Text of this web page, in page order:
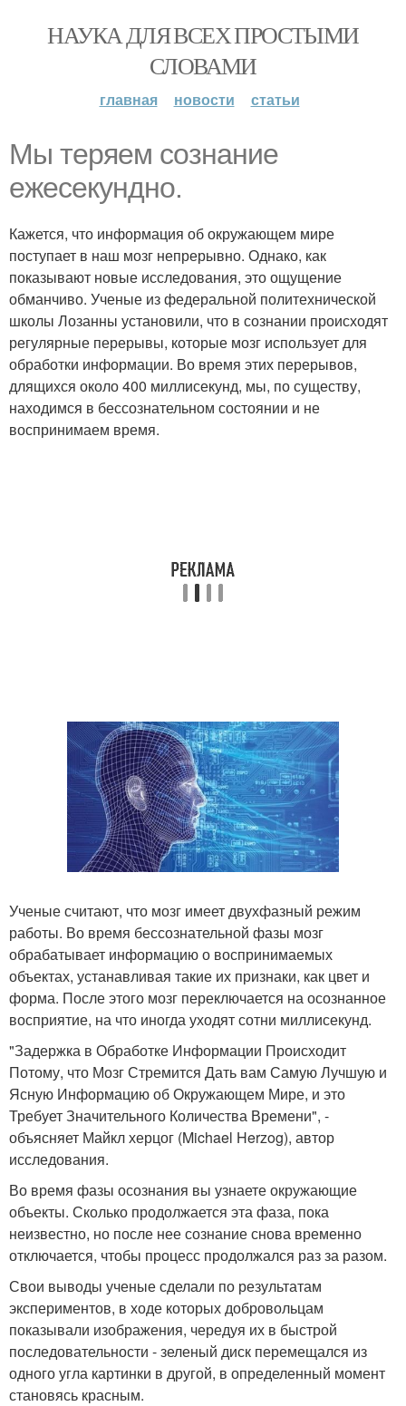
НАУКА ДЛЯ ВСЕХ ПРОСТЫМИ
СЛОВАМИ
главная новости статьи
Мы теряем сознание
ежесекундно.
Кажется, что информация об окружающем мире
поступает в наш мозг непрерывно. Однако, как
показывают новые исследования, это ощущение
обманчиво. Ученые из федеральной политехнической
школы Лозанны установили, что в сознании происходят
регулярные перерывы, которые мозг использует для
обработки информации. Во время этих перерывов,
длящихся около 400 миллисекунд, мы, по существу,
находимся в бессознательном состоянии и не
воспринимаем время.
Ученые считают, что мозг имеет двухфазный режим
работы. Во время бессознательной фазы мозг
обрабатывает информацию о воспринимаемых
объектах, устанавливая такие их признаки, как цвет и
форма. После этого мозг переключается на осознанное
восприятие, на что иногда уходят сотни миллисекунд.
"Задержка в Обработке Информации Происходит
Потому, что Мозг Стремится Дать вам Самую Лучшую и
Ясную Информацию об Окружающем Мире, и это
Требует Значительного Количества Времени", -
объясняет Майкл херцог (Michael Herzog), автор
исследования.
Во время фазы осознания вы узнаете окружающие
объекты. Сколько продолжается эта фаза, пока
неизвестно, но после нее сознание снова временно
отключается, чтобы процесс продолжался раз за разом.
Свои выводы ученые сделали по результатам
экспериментов, в ходе которых добровольцам
показывали изображения, чередуя их в быстрой
последовательности - зеленый диск перемещался из
одного угла картинки в другой, в определенный момент
становясь красным.